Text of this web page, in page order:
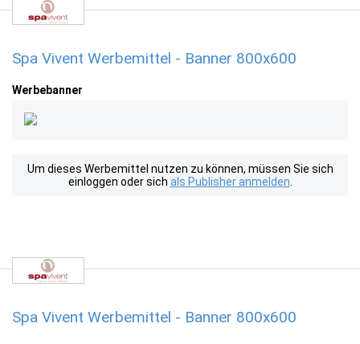
Spa Vivent Werbemittel - Banner 800x600
Werbebanner
Um dieses Werbemittel nutzen zu können, müssen Sie sich
einloggen oder sich als Publisher anmelden
Spa Vivent Werbemittel - Banner 800x600